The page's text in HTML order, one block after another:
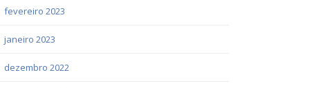
fevereiro 2023
janeiro 2023
dezembro 2022